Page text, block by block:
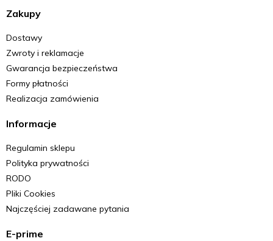
Zakupy
Dostawy
Zwroty i reklamacje
Gwarancja bezpieczeństwa
Formy płatności
Realizacja zamówienia
Informacje
Regulamin sklepu
Polityka prywatności
RODO
Pliki Cookies
Najczęściej zadawane pytania
E-prime